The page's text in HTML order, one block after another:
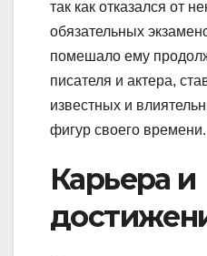
так как отказался от
обязательных
помешало ему
писателя и актера,
известных и
фигур своего времени.
Карьера и